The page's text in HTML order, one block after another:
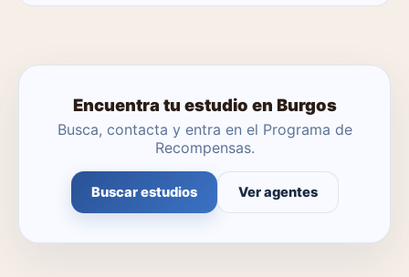
Encuentra tu estudio en Burgos
Busca, contacta y entra en el Programa de
Recompensas.
Buscar estudios Ver agentes